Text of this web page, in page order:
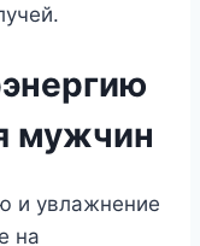
мужчин
и увлажнение
на